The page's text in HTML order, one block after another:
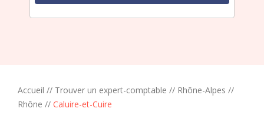
Accueil // Trouver un expert-comptable // Rhône-Alpes //
Rhône // Caluire-et-Cuire